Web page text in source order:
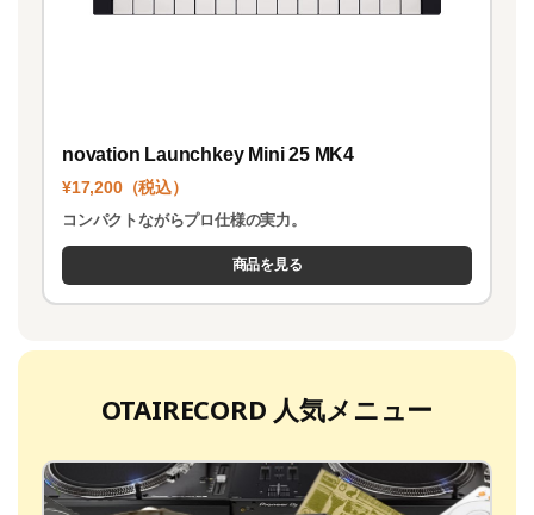
novation Launchkey Mini 25 MK4
¥17,200（税込）
コンパクトながらプロ仕様の実力。
商品を見る
OTAIRECORD 人気メニュー